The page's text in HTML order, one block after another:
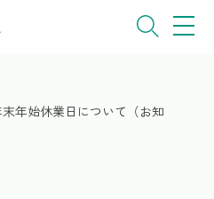
年始休業日について（お知